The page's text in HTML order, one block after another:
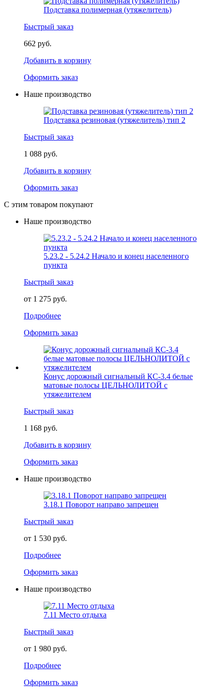
Подставка полимерная (утяжелитель)
Быстрый заказ
662 руб.
Добавить в корзину
Оформить заказ
Наше производство
Подставка резиновая (утяжелитель) тип 2
Быстрый заказ
1 088 руб.
Добавить в корзину
Оформить заказ
С этим товаром покупают
Наше производство
5.23.2 - 5.24.2 Начало и конец населенного
пункта
Быстрый заказ
от 1 275 руб.
Подробнее
Оформить заказ
Конус дорожный сигнальный КС-3.4 белые
матовые полосы ЦЕЛЬНОЛИТОЙ с
утяжелителем
Быстрый заказ
1 168 руб.
Добавить в корзину
Оформить заказ
Наше производство
3.18.1 Поворот направо запрещен
Быстрый заказ
от 1 530 руб.
Подробнее
Оформить заказ
Наше производство
7.11 Место отдыха
Быстрый заказ
от 1 980 руб.
Подробнее
Оформить заказ